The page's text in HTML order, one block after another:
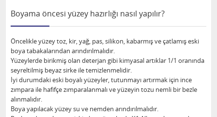
Boyama öncesi yüzey hazırlığı nasıl yapılır?
Öncelikle yüzey toz, kir, yağ, pas, silikon, kabarmış ve çatlamış eski
boya tabakalarından arındırılmalıdır.
Yüzeylerde birikmiş olan deterjan gibi kimyasal artıklar 1/1 oranında
seyreltilmiş beyaz sirke ile temizlenmelidir.
İyi durumdaki eski boyalı yüzeyler, tutunmayı artırmak için ince
zımpara ile hafifçe zımparalanmalı ve yüzeyin tozu nemli bir bezle
alınmalıdır.
Boya yapılacak yüzey su ve nemden arındırılmalıdır.